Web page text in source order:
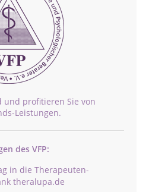
und profitieren Sie von
Leistungen.
des VFP:
in die Therapeuten-
theralupa.de